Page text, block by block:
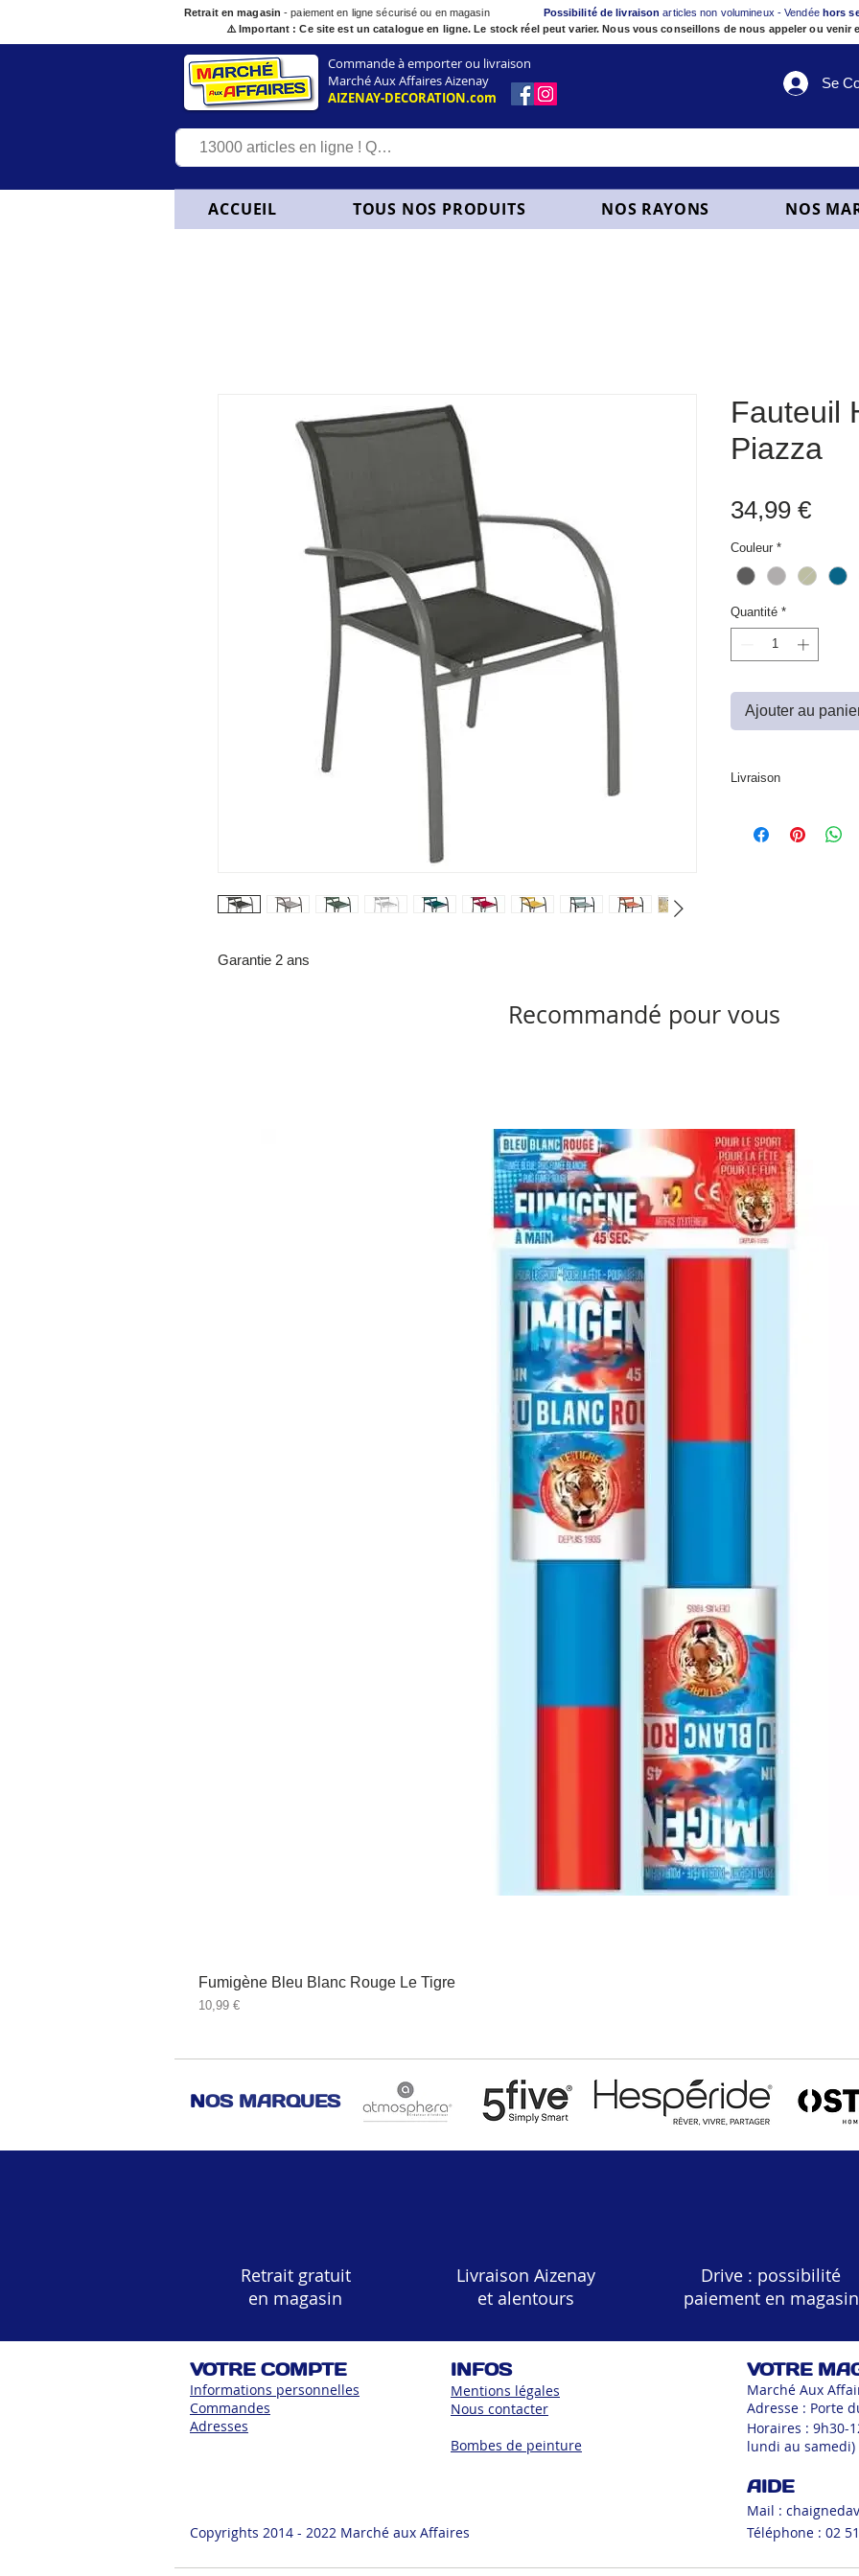
Retrait en magasin - paiement en ligne sécurisé ou en magasin Possibilité de livraisonarticles non volumineux - Vendée hors
⚠️ Important : Ce site est un catalogue en ligne. Le stock réel peut varier. Nous vous conseillons de nous appeler ou
Commande à emporter ou livraison
Marché Aux Affaires Aizenay
AIZENAY-DECORATION.com
Se
ACCUEIL TOUS NOS PRODUITS NOS RAYONS NOS
Garantie 2 ans
Fauteuil
Piazza
34,99 €Prix
Couleur *
Quantité *
Ajouter au
Livraison
Recommandé pour vous
Fumigène Bleu Blanc Rouge Le Tigre
Prix
10,99 €
NOS MARQUES
Retrait gratuit
en magasin
Livraison Aizenay
et alentours
Drive : possibilité
paiement en magasin
VOTRE COMPTE
Informations personnelles
Commandes
Adresses
INFOS
Mentions légales
Nous contacter
Bombes de peinture
Copyrights 2014 - 2022 Marché aux Affaires
VOTRE
Marché Aux
Adresse : Porte
Horaires : 9h30-
lundi au samedi)
AIDE
Mail :
Téléphone : 02